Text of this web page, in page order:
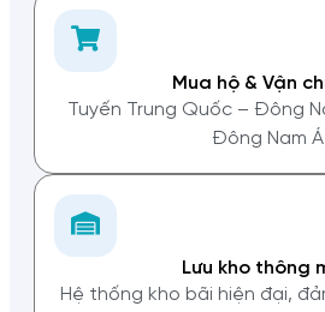
Mua hộ & Vận
Tuyến Trung Quốc – Đông
Đông Nam
Lưu kho thông
Hệ thống kho bãi hiện đại,